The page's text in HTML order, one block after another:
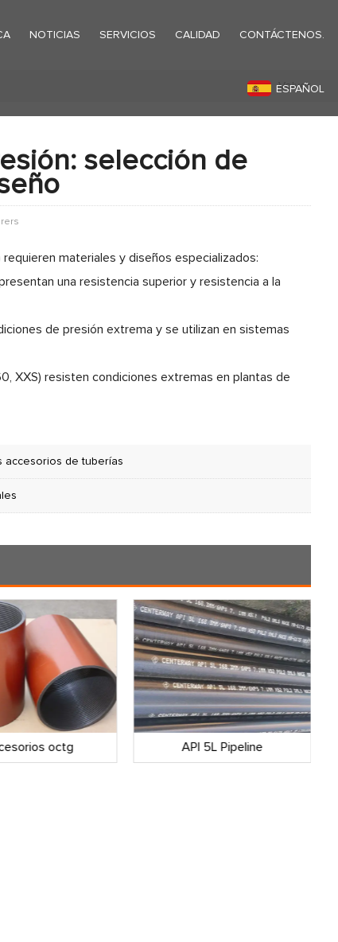
NOTICIAS SERVICIOS CALIDAD CONTÁCTENOS.
ESPAÑOL
Volver
selección de
materiales y diseños especializados:
una resistencia superior y resistencia a la
de presión extrema y se utilizan en sistemas
XXS) resisten condiciones extremas en plantas de
accesorios de tuberías
octg API 5L Pipeline